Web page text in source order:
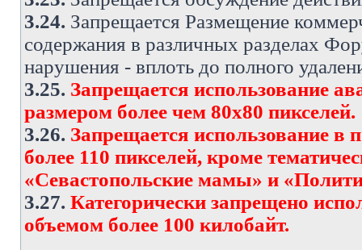
3.24. Запрещается Размещение
содержания в различных разделах
нарушения - вплоть до полного
3.25. Запрещается использование
размером более чем 80х80 пикселей.
3.26. Запрещается использование в
более 110 пикселей, кроме
«Севастопольские мамы» и
3.27. Категорически запрещено
объемом более 100 килобайт.